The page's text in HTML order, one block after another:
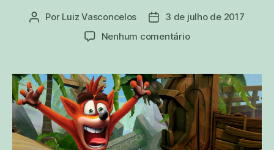
Autor
Por Luiz Vasconcelos
Data3 de julho de 2017
Nenhum comentárioem
Bandicoot
N.
Sane
Trilogy,
a
trilogia